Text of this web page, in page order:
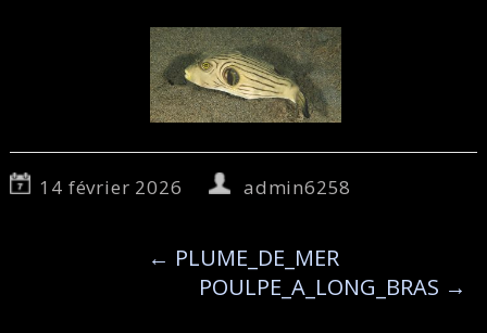
14 février 2026 admin6258
← PLUME_DE_MER
POULPE_A_LONG_BRAS →